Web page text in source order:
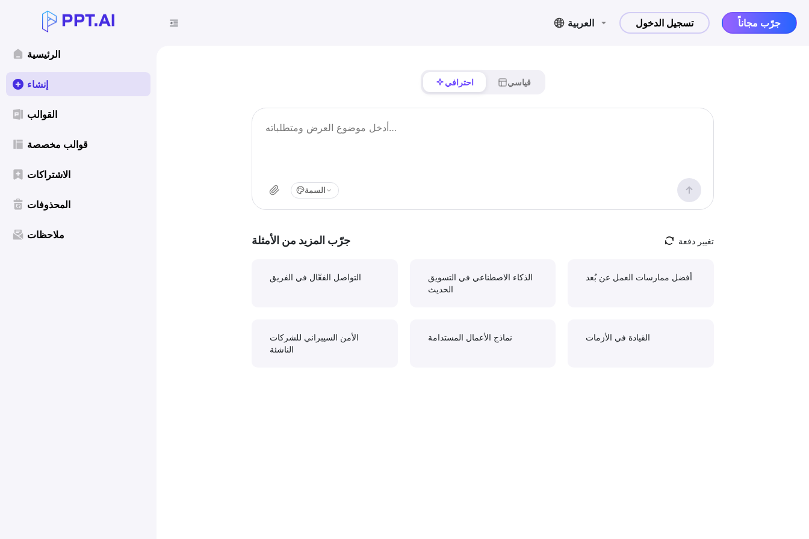
الرئيسية
إنشاء
القوالب
قوالب مخصصة
الاشتراكات
المحذوفات
ملاحظات
العربية تسجيل الدخول جرّب مجاناً
احترافي قياسي
السمة
جرّب المزيد من الأمثلة تغيير دفعة
التواصل الفعّال في الفريق
الذكاء الاصطناعي في التسويق
الحديث
أفضل ممارسات العمل عن بُعد
الأمن السيبراني للشركات
الناشئة
نماذج الأعمال المستدامة القيادة في الأزمات